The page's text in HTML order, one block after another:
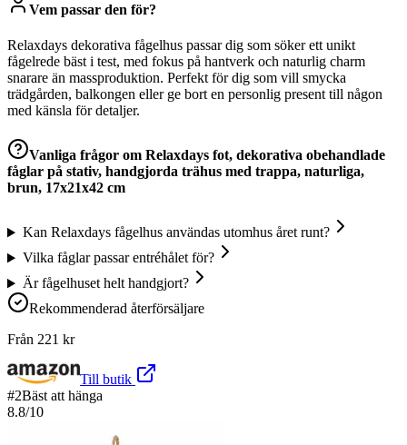
Vem passar den för?
Relaxdays dekorativa fågelhus passar dig som söker ett unikt
fågelrede bäst i test, med fokus på hantverk och naturlig charm
snarare än massproduktion. Perfekt för dig som vill smycka
trädgården, balkongen eller ge bort en personlig present till någon
med känsla för detaljer.
Vanliga frågor om Relaxdays fot, dekorativa obehandlade
fåglar på stativ, handgjorda trähus med trappa, naturliga,
brun, 17x21x42 cm
Kan Relaxdays fågelhus användas utomhus året runt?
Vilka fåglar passar entréhålet för?
Är fågelhuset helt handgjort?
Rekommenderad återförsäljare
Från 221 kr
Till butik
#2Bäst att hänga
8.8/10